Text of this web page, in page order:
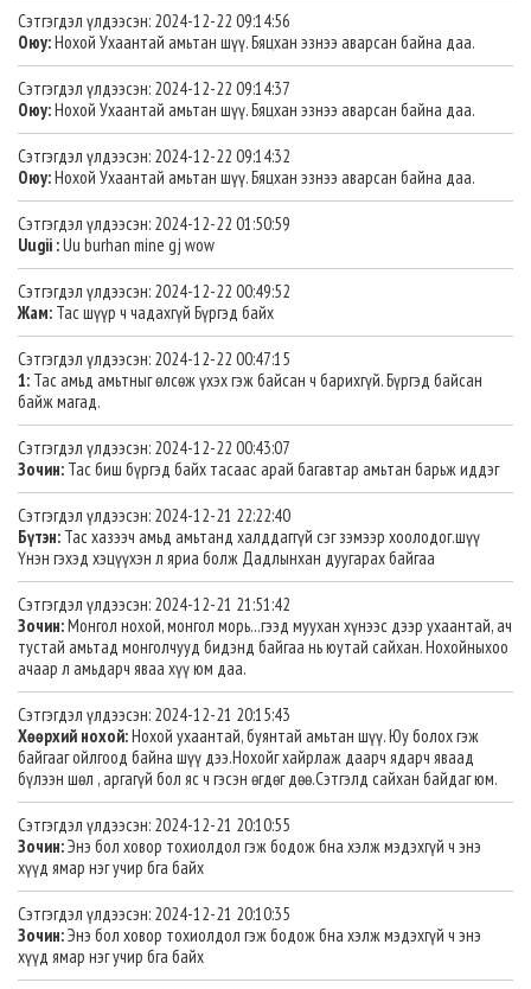
Сэтгэгдэл үлдээсэн: 2024-12-22 09:14:56
Оюу:Нохой Ухаантай амьтан шүү. Бяцхан эзнээ аварсан байна даа.
Сэтгэгдэл үлдээсэн: 2024-12-22 09:14:37
Оюу:Нохой Ухаантай амьтан шүү. Бяцхан эзнээ аварсан байна даа.
Сэтгэгдэл үлдээсэн: 2024-12-22 09:14:32
Оюу:Нохой Ухаантай амьтан шүү. Бяцхан эзнээ аварсан байна даа.
Сэтгэгдэл үлдээсэн: 2024-12-22 01:50:59
Uugii :Uu burhan mine gj wow
Сэтгэгдэл үлдээсэн: 2024-12-22 00:49:52
Жам: Тас шүүр ч чадахгүй Бүргэд байх
Сэтгэгдэл үлдээсэн: 2024-12-22 00:47:15
1: Тас амьд амьтныг өлсөж үхэх гэж байсан ч барихгүй. Бүргэд байсан
байж магад.
Сэтгэгдэл үлдээсэн: 2024-12-22 00:43:07
Зочин: Тас биш бүргэд байх тасаас арай багавтар амьтан барьж иддэг
Сэтгэгдэл үлдээсэн: 2024-12-21 22:22:40
Бүтэн: Тас хазээч амьд амьтанд халддаггүй сэг зэмээр хоолодог.шүү
Үнэн гэхэд хэцүүхэн л яриа болж Дадлынхан дуугарах байгаа
Сэтгэгдэл үлдээсэн: 2024-12-21 21:51:42
Зочин:Монгол нохой, монгол морь...гээд муухан хүнээс дээр ухаантай, ач
тустай амьтад монголчууд бидэнд байгаа нь юутай сайхан. Нохойныхоо
ачаар л амьдарч яваа хүү юм даа.
Сэтгэгдэл үлдээсэн: 2024-12-21 20:15:43
Хөөрхий нохой:Нохой ухаантай, буянтай амьтан шүү. Юу болох гэж
байгааг ойлгоод байна шүү дээ.Нохойг хайрлаж даарч ядарч яваад
бүлээн шөл , аргагүй бол яс ч гэсэн өгдөг дөө.Сэтгэлд сайхан байдаг юм.
Сэтгэгдэл үлдээсэн: 2024-12-21 20:10:55
Зочин:Энэ бол ховор тохиолдол гэж бодож бна хэлж мэдэхгүй ч энэ
хүүд ямар нэг учир бга байх
Сэтгэгдэл үлдээсэн: 2024-12-21 20:10:35
Зочин:Энэ бол ховор тохиолдол гэж бодож бна хэлж мэдэхгүй ч энэ
хүүд ямар нэг учир бга байх